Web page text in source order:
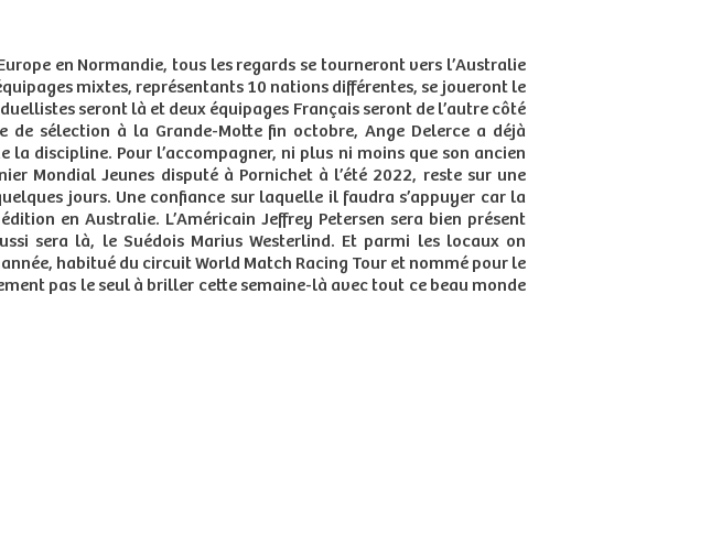
en Normandie, tous les regards se tourneront vers l’Australie
mixtes, représentants 10 nations différentes, se joueront le
seront là et deux équipages Français seront de l’autre côté
sélection à la Grande-Motte fin octobre, Ange Delerce a déjà
la discipline. Pour l’accompagner, ni plus ni moins que son ancien
Mondial Jeunes disputé à Pornichet à l’été 2022, reste sur une
jours. Une confiance sur laquelle il faudra s’appuyer car la
en Australie. L’Américain Jeffrey Petersen sera bien présent
sera là, le Suédois Marius Westerlind. Et parmi les locaux on
habitué du circuit World Match Racing Tour et nommé pour le
pas le seul à briller cette semaine-là avec tout ce beau monde